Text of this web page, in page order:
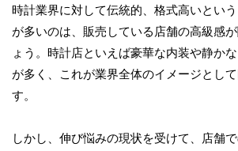
時計業界に対して伝統的、格式高いとい
が多いのは、販売している店舗の高級感
ょう。時計店といえば豪華な内装や静か
が多く、これが業界全体のイメージとし
す。
しかし、伸び悩みの現状を受けて、店舗